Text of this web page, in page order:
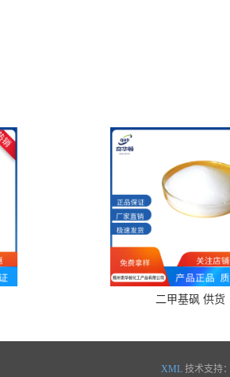
二甲基砜 供货
XML 技术支持：